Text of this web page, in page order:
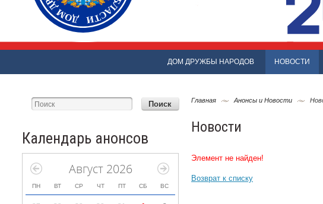
ДОМ ДРУЖБЫ НАРОДОВ НОВОСТИ
Календарь анонсов
Август 2026
ПН ВТ СР ЧТ ПТ СБ ВС
Главная Анонсы и Новости
Новости
Элемент не найден!
Возврат к списку